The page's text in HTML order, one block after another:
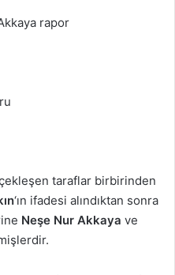
taraflar birbirinden
‘ın ifadesi alındıktan sonra
Neşe Nur Akkaya ve